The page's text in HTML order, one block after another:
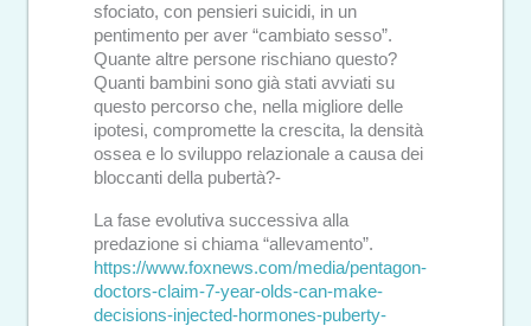
sfociato, con pensieri suicidi, in un
pentimento per aver “cambiato sesso”.
Quante altre persone rischiano questo?
Quanti bambini sono già stati avviati su
questo percorso che, nella migliore delle
ipotesi, compromette la crescita, la densità
ossea e lo sviluppo relazionale a causa dei
bloccanti della pubertà?-
La fase evolutiva successiva alla
predazione si chiama “allevamento”.
https://www.foxnews.com/media/pentagon-
doctors-claim-7-year-olds-can-make-
decisions-injected-hormones-puberty-